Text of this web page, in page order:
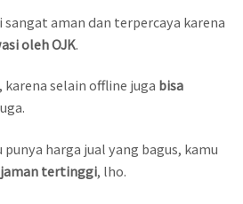
sangat aman dan terpercaya karena
oleh OJK.
selain offline juga bisa
harga jual yang bagus, kamu
tertinggi, lho.